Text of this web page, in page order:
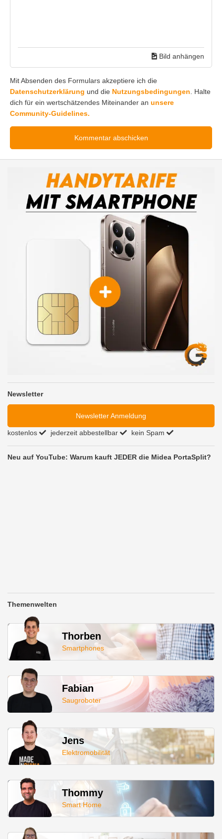
Bild anhängen
Mit Absenden des Formulars akzeptiere ich die
Datenschutzerklärung und die Nutzungsbedingungen . Halte
dich für ein wertschätzendes Miteinander an unsere
Community-Guidelines.
Newsletter
Newsletter Anmeldung
kostenlos jederzeit abbestellbar kein Spam
Neu auf YouTube: Warum kauft JEDER die Midea PortaSplit?
Themenwelten
Thorben
Smartphones
Fabian
Saugroboter
Jens
Elektromobilität
Thommy
Smart Home